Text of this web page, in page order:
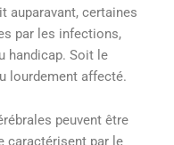
auparavant, certaines
par les infections,
handicap. Soit le
lourdement affecté.
peuvent être
caractérisent par le